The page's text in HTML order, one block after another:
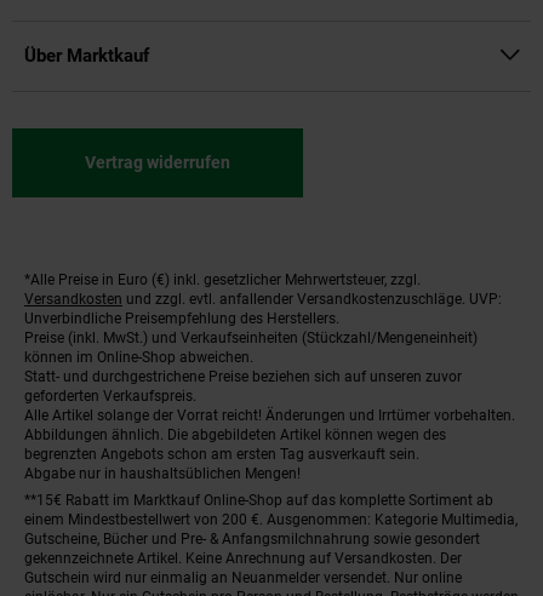
Über Marktkauf
Vertrag widerrufen
Fußnoten
*Alle Preise in Euro (€) inkl. gesetzlicher Mehrwertsteuer, zzgl.
Versandkosten und zzgl. evtl. anfallender Versandkostenzuschläge. UVP:
Unverbindliche Preisempfehlung des Herstellers.
Preise (inkl. MwSt.) und Verkaufseinheiten (Stückzahl/Mengeneinheit)
können im Online-Shop abweichen.
Statt- und durchgestrichene Preise beziehen sich auf unseren zuvor
geforderten Verkaufspreis.
Alle Artikel solange der Vorrat reicht! Änderungen und Irrtümer vorbehalten.
Abbildungen ähnlich. Die abgebildeten Artikel können wegen des
begrenzten Angebots schon am ersten Tag ausverkauft sein.
Abgabe nur in haushaltsüblichen Mengen!
**15€ Rabatt im Marktkauf Online-Shop auf das komplette Sortiment ab
einem Mindestbestellwert von 200 €. Ausgenommen: Kategorie Multimedia,
Gutscheine, Bücher und Pre- & Anfangsmilchnahrung sowie gesondert
gekennzeichnete Artikel. Keine Anrechnung auf Versandkosten. Der
Gutschein wird nur einmalig an Neuanmelder versendet. Nur online